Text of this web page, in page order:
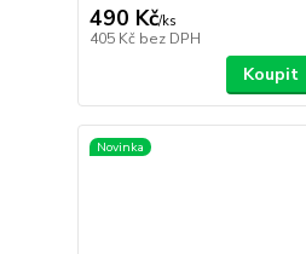
490 Kč/ks
405 Kč bez DPH
Koupit
Novinka